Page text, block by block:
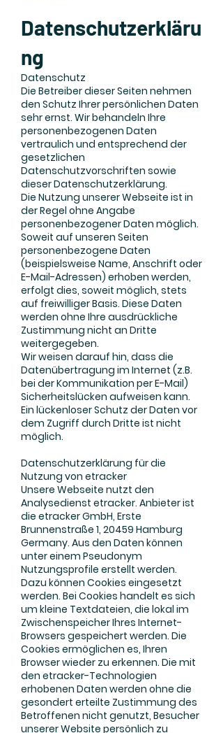
Datenschutzerkläru
ng
Datenschutz
Die Betreiber dieser Seiten nehmen
den Schutz Ihrer persönlichen Daten
sehr ernst. Wir behandeln Ihre
personenbezogenen Daten
vertraulich und entsprechend der
gesetzlichen
Datenschutzvorschriften sowie
dieser Datenschutzerklärung.
Die Nutzung unserer Webseite ist in
der Regel ohne Angabe
personenbezogener Daten möglich.
Soweit auf unseren Seiten
personenbezogene Daten
(beispielsweise Name, Anschrift oder
E-Mail-Adressen) erhoben werden,
erfolgt dies, soweit möglich, stets
auf freiwilliger Basis. Diese Daten
werden ohne Ihre ausdrückliche
Zustimmung nicht an Dritte
weitergegeben.
Wir weisen darauf hin, dass die
Datenübertragung im Internet (z.B.
bei der Kommunikation per E-Mail)
Sicherheitslücken aufweisen kann.
Ein lückenloser Schutz der Daten vor
dem Zugriff durch Dritte ist nicht
möglich.
Datenschutzerklärung für die
Nutzung von etracker
Unsere Webseite nutzt den
Analysedienst etracker. Anbieter ist
die etracker GmbH, Erste
Brunnenstraße 1, 20459 Hamburg
Germany. Aus den Daten können
unter einem Pseudonym
Nutzungsprofile erstellt werden.
Dazu können Cookies eingesetzt
werden. Bei Cookies handelt es sich
um kleine Textdateien, die lokal im
Zwischenspeicher Ihres Internet-
Browsers gespeichert werden. Die
Cookies ermöglichen es, Ihren
Browser wieder zu erkennen. Die mit
den etracker-Technologien
erhobenen Daten werden ohne die
gesondert erteilte Zustimmung des
Betroffenen nicht genutzt, Besucher
unserer Website persönlich zu